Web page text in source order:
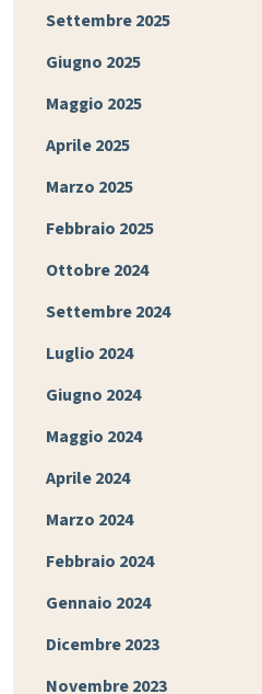
Settembre 2025
Giugno 2025
Maggio 2025
Aprile 2025
Marzo 2025
Febbraio 2025
Ottobre 2024
Settembre 2024
Luglio 2024
Giugno 2024
Maggio 2024
Aprile 2024
Marzo 2024
Febbraio 2024
Gennaio 2024
Dicembre 2023
Novembre 2023